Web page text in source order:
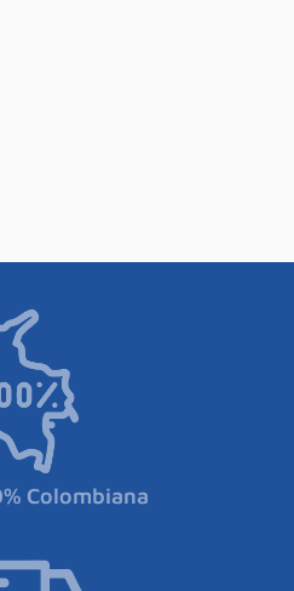
Colombiana